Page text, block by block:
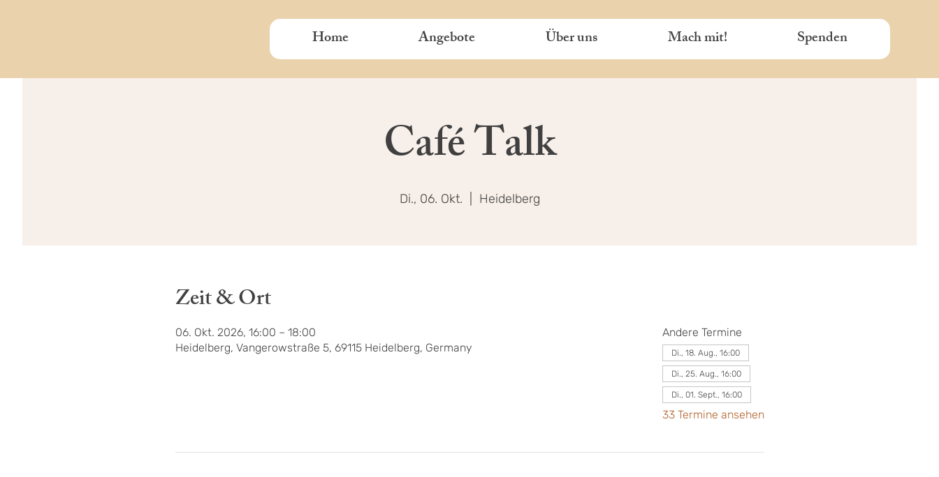
Home Angebote Über uns Mach mit! Spenden
Café Talk
Di., 06. Okt. Heidelberg
Zeit & Ort
06. Okt. 2026, 16:00 – 18:00
Heidelberg, Vangerowstraße 5, 69115 Heidelberg, Germany
Andere Termine
Di., 18. Aug., 16:00
Di., 25. Aug., 16:00
Di., 01. Sept., 16:00
33 Termine ansehen